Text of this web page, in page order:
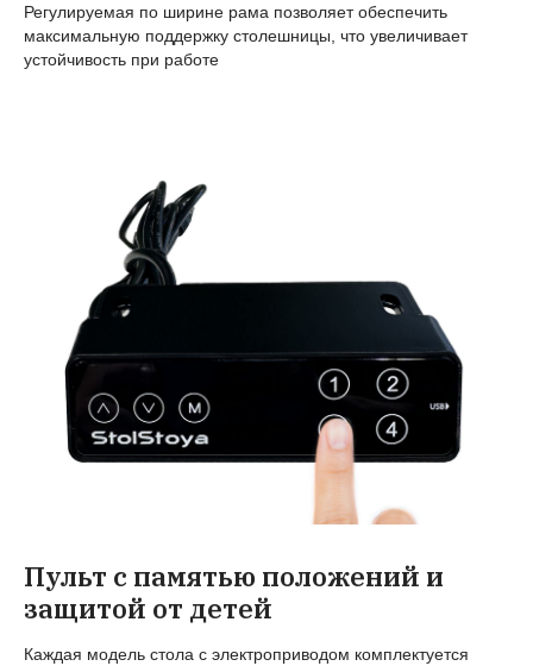
Регулируемая по ширине рама позволяет обеспечить
максимальную поддержку столешницы, что увеличивает
устойчивость при работе
Пульт с памятью положений и
защитой от детей
Каждая модель стола с электроприводом комплектуется